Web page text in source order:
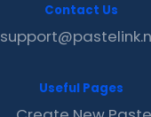
Contact Us
Useful Pages